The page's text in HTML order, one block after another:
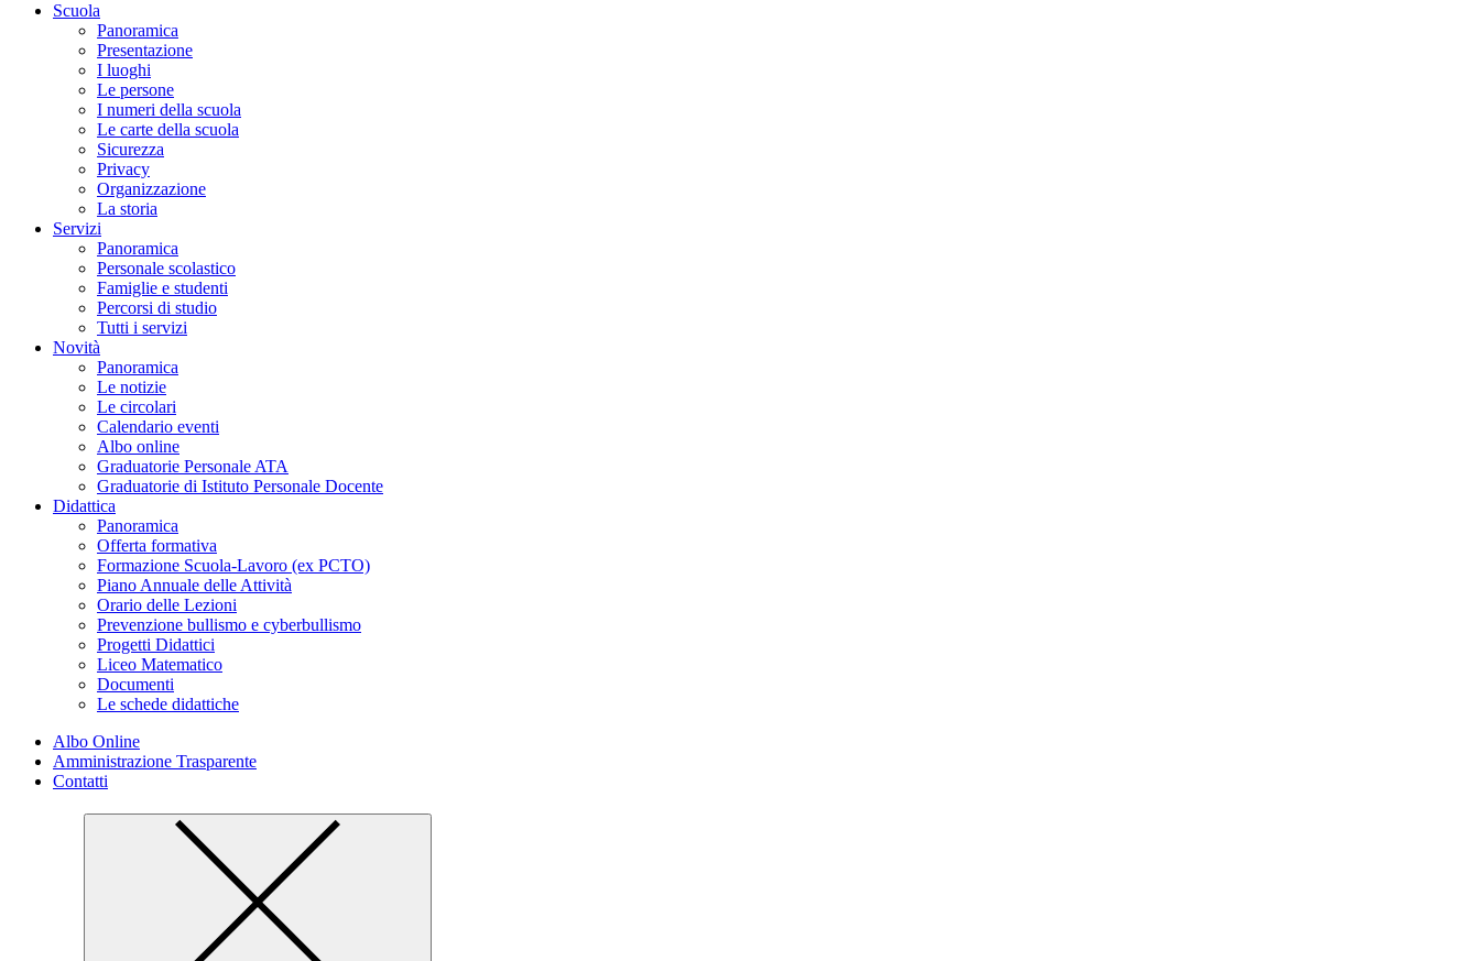
Scuola
Panoramica
Presentazione
I luoghi
Le persone
I numeri della scuola
Le carte della scuola
Sicurezza
Privacy
Organizzazione
La storia
Servizi
Panoramica
Personale scolastico
Famiglie e studenti
Percorsi di studio
Tutti i servizi
Novità
Panoramica
Le notizie
Le circolari
Calendario eventi
Albo online
Graduatorie Personale ATA
Graduatorie di Istituto Personale Docente
Didattica
Panoramica
Offerta formativa
Formazione Scuola-Lavoro (ex PCTO)
Piano Annuale delle Attività
Orario delle Lezioni
Prevenzione bullismo e cyberbullismo
Progetti Didattici
Liceo Matematico
Documenti
Le schede didattiche
Albo Online
Amministrazione Trasparente
Contatti